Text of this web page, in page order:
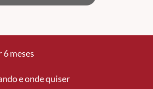
6 meses
e onde quiser